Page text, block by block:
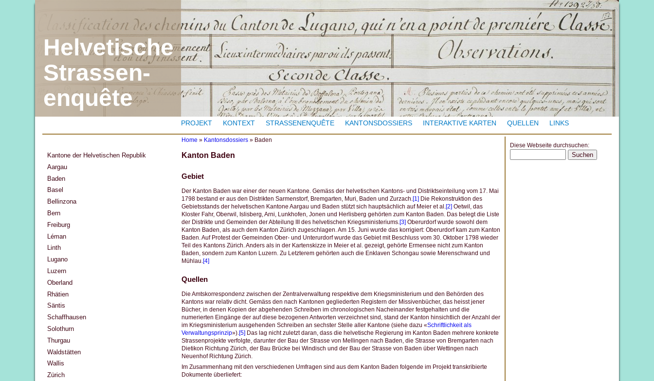
Helvetische
Strassen-
enquête
PROJEKT KONTEXT STRASSENENQUÊTE KANTONSDOSSIERS INTERAKTIVE KARTEN QUELLEN LINKS
Y
o
a
r
e
h
e
r
e
Home » Kantonsdossiers» Baden
Kanton Baden
Gebiet
Der Kanton Baden war einer der neuen Kantone. Gemäss der helvetischen Kantons- und Distriktseinteilung vom 17. Mai
1798 bestand er aus den Distrikten Sarmenstorf, Bremgarten, Muri, Baden und Zurzach. [1]Die Rekonstruktion des
Gebietsstands der helvetischen Kantone Aargau und Baden stützt sich hauptsächlich auf Meier et al. [2]Oetwil, das
Kloster Fahr, Oberwil, Islisberg, Arni, Lunkhofen, Jonen und Herlisberg gehörten zum Kanton Baden. Das belegt die Liste
der Distrikte und Gemeinden der Abteilung III des helvetischen Kriegsministeriums. [3]Oberurdorf wurde sowohl dem
Kanton Baden, als auch dem Kanton Zürich zugeschlagen. Am 15. Juni wurde das korrigiert: Oberurdorf kam zum Kanton
Baden. Auf Protest der Gemeinden Ober- und Unterurdorf wurde das Gebiet mit Beschluss vom 30. Oktober 1798 wieder
Teil des Kantons Zürich. Anders als in der Kartenskizze in Meier et al. gezeigt, gehörte Ermensee nicht zum Kanton
Baden, sondern zum Kanton Luzern. Zu Letzterem gehörten auch die Enklaven Schongau sowie Merenschwand und
Mühlau. [4]
Quellen
Die Amtskorrespondenz zwischen der Zentralverwaltung respektive dem Kriegsministerium und den Behörden des
Kantons war relativ dicht. Gemäss den nach Kantonen gegliederten Registern der Missivenbücher, das heisst jener
Bücher, in denen Kopien der abgehenden Schreiben im chronologischen Nacheinander festgehalten und die
numerierten Eingänge der auf diese bezogenen Antworten verzeichnet sind, stand der Kanton hinsichtlich der Anzahl der
im Kriegsministerium ausgehenden Schreiben an sechster Stelle aller Kantone (siehe dazu «Schriftlichkeit als
Verwaltungsprinzip»).[5] Das lag nicht zuletzt daran, dass die helvetische Regierung im Kanton Baden mehrere konkrete
Strassenprojekte verfolgte, darunter der Bau der Strasse von Mellingen nach Baden, die Strasse von Bremgarten nach
Dietikon Richtung Zürich, der Bau Brücke bei Windisch und der Bau der Strasse von Baden über Wettingen nach
Neuenhof Richtung Zürich.
Im Zusammenhang mit den verschiedenen Umfragen sind aus dem Kanton Baden folgende im Projekt transkribierte
Dokumente überliefert:
Kantone der Helvetischen Republik
Aargau
Baden
Basel
Bellinzona
Bern
Freiburg
Léman
Linth
Lugano
Luzern
Oberland
Rhätien
Säntis
Schaffhausen
Solothurn
Thurgau
Waldstätten
Wallis
Zürich
Diese Webseite durchsuchen: